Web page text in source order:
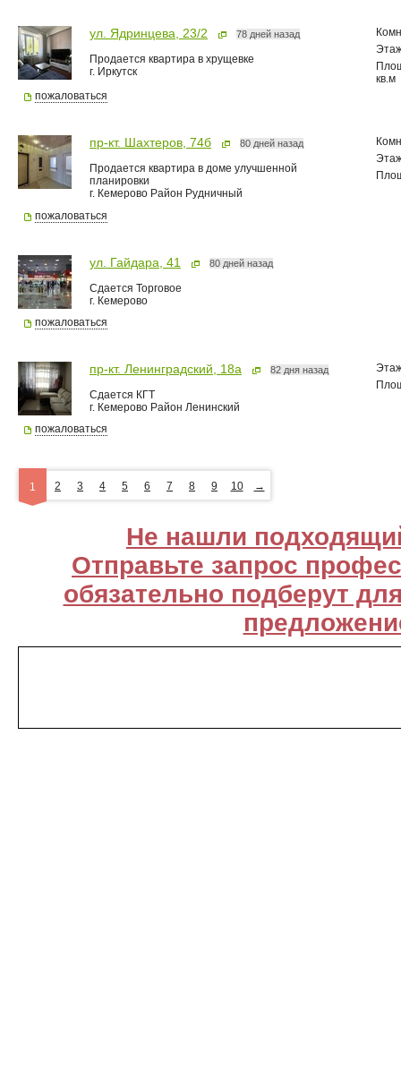
ул. Ядринцева, 23/2 78 дней назад
Продается квартира в хрущевке
г. Иркутск
кв.м
пожаловаться
пр-кт. Шахтеров, 74б 80 дней назад
Продается квартира в доме улучшенной
планировки
г. Кемерово Район Рудничный
пожаловаться
ул. Гайдара, 41 80 дней назад
Сдается Торговое
г. Кемерово
пожаловаться
пр-кт. Ленинградский, 18а 82 дня назад
Сдается КГТ
г. Кемерово Район Ленинский
пожаловаться
1 2 3 4 5 6 7 8 9 10 →
Не нашли
Отправьте запрос
обязательно подберут